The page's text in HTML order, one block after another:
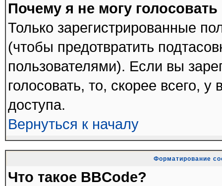
Почему я не могу
Только зарегистрированные
(чтобы предотвратить
пользователями). Если вы
голосовать, то, скорее всего,
доступа.
Вернуться к началу
Форматирование
Что такое BBCode?